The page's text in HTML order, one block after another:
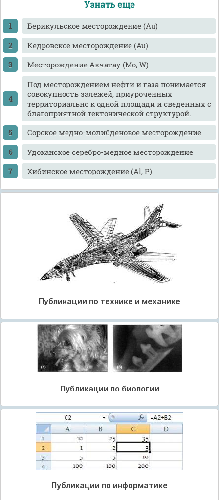
Узнать еще
Берикульское месторождение (Аu)
Кедровское месторождение (Au)
Месторождение Акчатау (Мо, W)
Под месторождением нефти и газа понимается
совокупность залежей, приуроченных
территориально к одной площади и сведенных с
благоприятной тектонической структурой.
Сорское медно-молибденовое месторождение
Удоканское серебро-медное месторождение
Хибинское месторождение (Al, P)
Публикации по технике и механике
Публикации по биологии
Публикации по информатике